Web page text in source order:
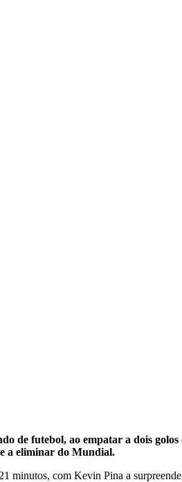
de futebol, ao empatar a dois
a eliminar do Mundial.
minutos, com Kevin Pina a